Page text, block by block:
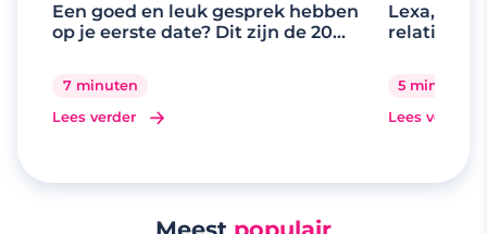
Een goed en leuk gesprek hebben
op je eerste date? Dit zijn de 20
7 minuten
Lees verder
Lexa, de
relaties
5 minuten
Lees verder